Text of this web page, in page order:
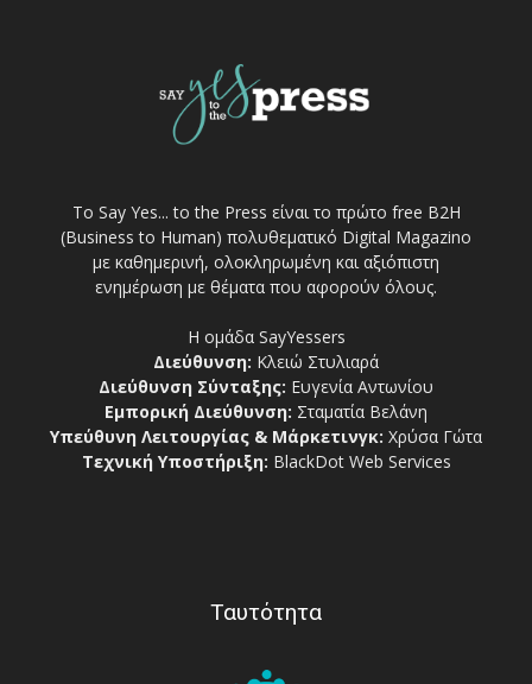
Το Say Yes... to the Press είναι το πρώτο free Β2Η
(Business to Human) πολυθεματικό Digital Magazino
με καθημερινή, ολοκληρωμένη και αξιόπιστη
ενημέρωση με θέματα που αφορούν όλους.
Η ομάδα SayYessers
Διεύθυνση: Κλειώ Στυλιαρά
Διεύθυνση Σύνταξης: Ευγενία Αντωνίου
Εμπορική Διεύθυνση: Σταματία Βελάνη
Υπεύθυνη Λειτουργίας & Μάρκετινγκ: Χρύσα Γώτα
Τεχνική Υποστήριξη: BlackDot Web Services
Ταυτότητα